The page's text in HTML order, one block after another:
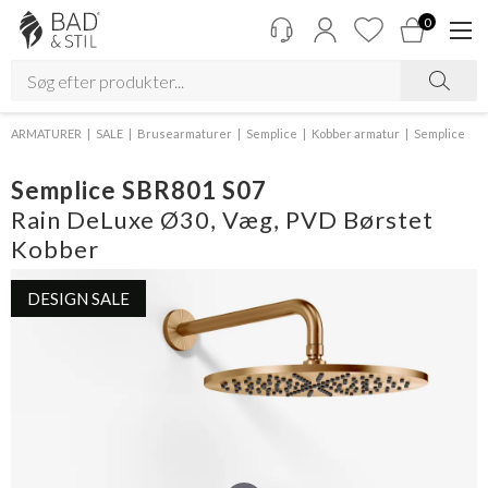
0
ARMATURER SALE Brusearmaturer Semplice Kobber armatur Semplice
Semplice SBR801 S07
Rain DeLuxe Ø30, Væg, PVD Børstet
Kobber
DESIGN SALE